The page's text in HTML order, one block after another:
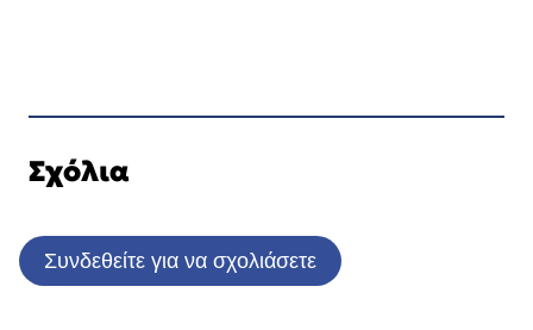
Σχόλια
Συνδεθείτε για να σχολιάσετε